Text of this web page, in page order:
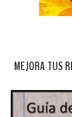
MEJORA TUS